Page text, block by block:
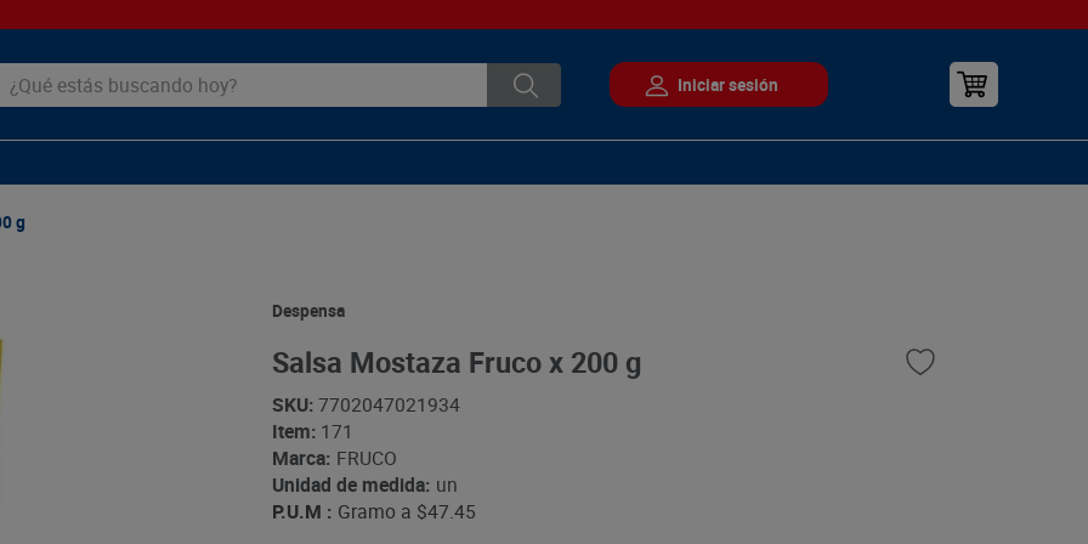
estás buscando hoy?
g
Despensa
Salsa Mostaza Fruco x 200 g
SKU: 7702047021934
Item: 171
Marca: FRUCO
Unidad de medida: un
P.U.M : Gramo a $47.45